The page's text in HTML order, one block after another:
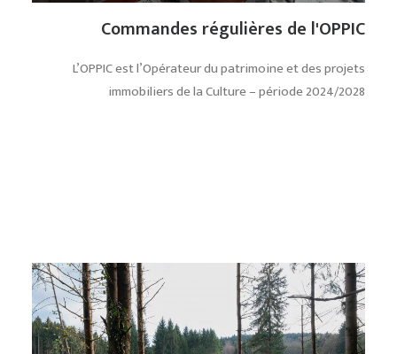
Commandes régulières de l'OPPIC
L’OPPIC est l’Opérateur du patrimoine et des projets
immobiliers de la Culture – période 2024/2028